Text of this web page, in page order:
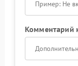
Комментарий